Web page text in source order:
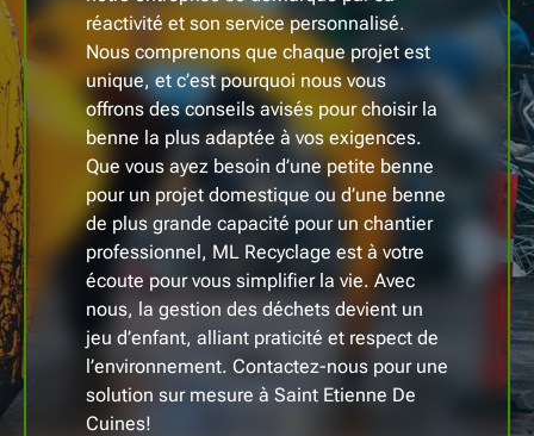
réactivité et son service personnalisé.
Nous comprenons que chaque projet est
unique, et c’est pourquoi nous vous
offrons des conseils avisés pour choisir la
benne la plus adaptée à vos exigences.
Que vous ayez besoin d’une petite benne
pour un projet domestique ou d’une benne
de plus grande capacité pour un chantier
professionnel, ML Recyclage est à votre
écoute pour vous simplifier la vie. Avec
nous, la gestion des déchets devient un
jeu d’enfant, alliant praticité et respect de
l’environnement. Contactez-nous pour une
solution sur mesure à Saint Etienne De
Cuines!